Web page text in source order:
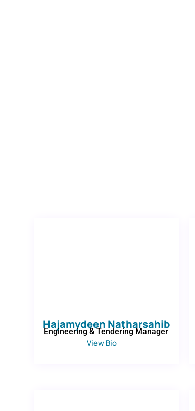
Hajamydeen Natharsahib
Engineering & Tendering Manager
View Bio